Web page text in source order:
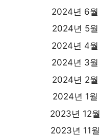
2024년 6월
2024년 5월
2024년 4월
2024년 3월
2024년 2월
2024년 1월
2023년 12월
2023년 11월